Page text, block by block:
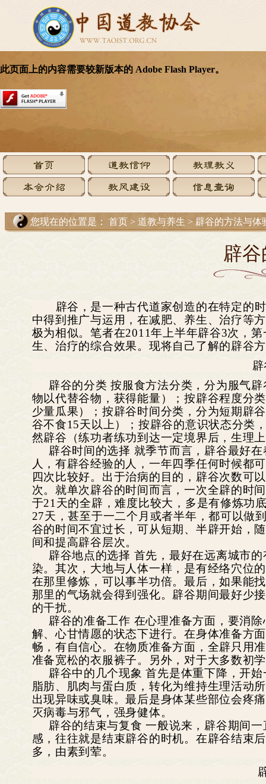
您现在的位置是： 首页 > 道教与养生 > 辟谷的方法与体
辟
辟谷 ， 是一种古代道家创造的在特定的
中得到推广与运用，在减肥、养生、治疗等
极为相似。笔者在2011年上半年辟谷3次，
生、治疗的综合效果。现将自己了解的辟谷
辟谷的分类 按服食方法分类，分为服气
物以代替谷物，获得能量）；按辟谷程度分
少量瓜果）；按辟谷时间分类，分为短期辟
谷不食15天以上）；按辟谷的意识状态分类
然辟谷（练功者练功到达一定境界后，生理
辟谷时间的选择 就季节而言，辟谷最好
人，有辟谷经验的人，一年四季任何时候都
四次比较好。出于治病的目的，辟谷次数可
次。就单次辟谷的时间而言，一次全辟的时
于21天的全辟，难度比较大，多是有修炼功
27天，甚至于一二个月或者半年，都可以做
谷的时间不宜过长，可从短期、半辟开始，
间和提高辟谷层次。
辟谷地点的选择 首先，最好在远离城市
染。其次，大地与人体一样，是有经络穴位
在那里修炼，可以事半功倍。最后，如果能
那里的气场就会得到强化。辟谷期间最好少
的干扰。
辟谷的准备工作 在心理准备方面，要消
解、心甘情愿的状态下进行。在身体准备方
畅，有自信心。在物质准备方面，全辟只用
准备宽松的衣服裤子。另外，对于大多数初
辟谷中的几个现象 首先是体重下降，开
脂肪、肌肉与蛋白质，转化为维持生理活动
出现异味或臭味。最后是身体某些部位会疼
灭病毒与邪气，强身健体。
辟谷的结束与复食 一般说来，辟谷期间
感，往往就是结束辟谷的时机。在辟谷结束
多，由素到荤。